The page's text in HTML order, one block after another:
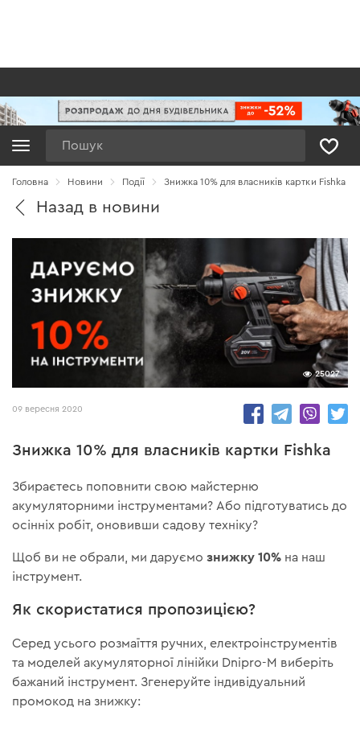
Головна Новини Події Знижка 10% для власників картки Fishka
Назад в новини
25027
09 вересня 2020
Знижка 10% для власників картки Fishka
Збираєтесь поповнити свою майстерню
акумуляторними інструментами? Або підготуватись до
осінніх робіт, оновивши садову техніку?
Щоб ви не обрали, ми даруємо знижку 10% на наш
інструмент.
Як скористатися пропозицією?
Серед усього розмаїття ручних, електроінструментів
та моделей акумуляторної лінійки Dnipro-M виберіть
бажаний інструмент. Згенеруйте індивідуальний
промокод на знижку: